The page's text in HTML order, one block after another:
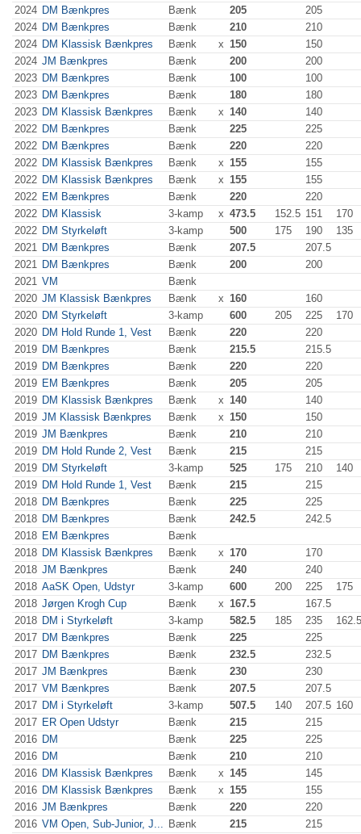
2024 DM Bænkpres Bænk 205
205
2024 DM Bænkpres Bænk 210
210
2024 DM Klassisk Bænkpres Bænk x 150
150
2024 JM Bænkpres Bænk 200
200
2023 DM Bænkpres Bænk 100
100
2023 DM Bænkpres Bænk 180
180
2023 DM Klassisk Bænkpres Bænk x 140
140
2022 DM Bænkpres Bænk 225
225
2022 DM Bænkpres Bænk 220
220
2022 DM Klassisk Bænkpres Bænk x 155
155
2022 DM Klassisk Bænkpres Bænk x 155
155
2022 EM Bænkpres Bænk 220
220
2022 DM Klassisk 3-kamp x 473.5 152.5 151
170
2022 DM Styrkeløft 3-kamp 500 175 190
135
2021 DM Bænkpres Bænk 207.5
207.5
2021 DM Bænkpres Bænk 200
200
2021 VM
Bænk
2020 JM Klassisk Bænkpres Bænk x 160
160
2020 DM Styrkeløft 3-kamp 600 205 225
170
2020 DM Hold Runde 1, Vest Bænk 220
220
2019 DM Bænkpres Bænk 215.5
215.5
2019 DM Bænkpres Bænk 220
220
2019 EM Bænkpres Bænk 205
205
2019 DM Klassisk Bænkpres Bænk x 140
140
2019 JM Klassisk Bænkpres Bænk x 150
150
2019 JM Bænkpres Bænk 210
210
2019 DM Hold Runde 2, Vest Bænk 215
215
2019 DM Styrkeløft 3-kamp 525 175 210
140
2019 DM Hold Runde 1, Vest Bænk 215
215
2018 DM Bænkpres Bænk 225
225
2018 DM Bænkpres Bænk 242.5
242.5
2018 EM Bænkpres
Bænk
2018 DM Klassisk Bænkpres Bænk x 170
170
2018 JM Bænkpres Bænk 240
240
2018 AaSK Open, Udstyr 3-kamp 600 200 225
175
2018 Jørgen Krogh Cup Bænk x 167.5
167.5
2018 DM i Styrkeløft 3-kamp 582.5 185 235
162.5
2017 DM Bænkpres Bænk 225
225
2017 DM Bænkpres Bænk 232.5
232.5
2017 JM Bænkpres Bænk 230
230
2017 VM Bænkpres Bænk 207.5
207.5
2017 DM i Styrkeløft 3-kamp 507.5 140 207.5 160
2017 ER Open Udstyr Bænk 215
215
2016 DM Bænk 225
225
2016 DM Bænk 210
210
2016 DM Klassisk Bænkpres Bænk x 145
145
2016 DM Klassisk Bænkpres Bænk x 155
155
2016 JM Bænkpres Bænk 220
220
2016 VM Open, Sub-Junior, J... Bænk 215
215